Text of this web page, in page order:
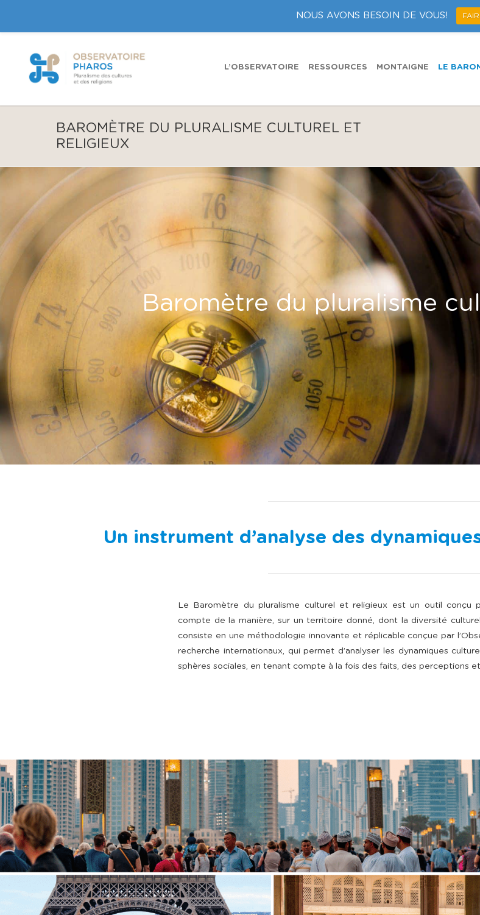
L’OBSERVATOIRE RESSOURCES MONTAIGNE LE
BAROMÈTRE DU PLURALISME CULTUREL ET
RELIGIEUX
Baromètre du pluralisme
Un instrument d’analyse des
Le Baromètre du pluralisme culturel et religieux est un outil conçu
compte de la manière, sur un territoire donné, dont la diversité
consiste en une méthodologie innovante et réplicable conçue par
recherche internationaux, qui permet d’analyser les dynamiques
sphères sociales, en tenant compte à la fois des faits, des perceptions
NOUS AVONS BESOIN DE VOUS!